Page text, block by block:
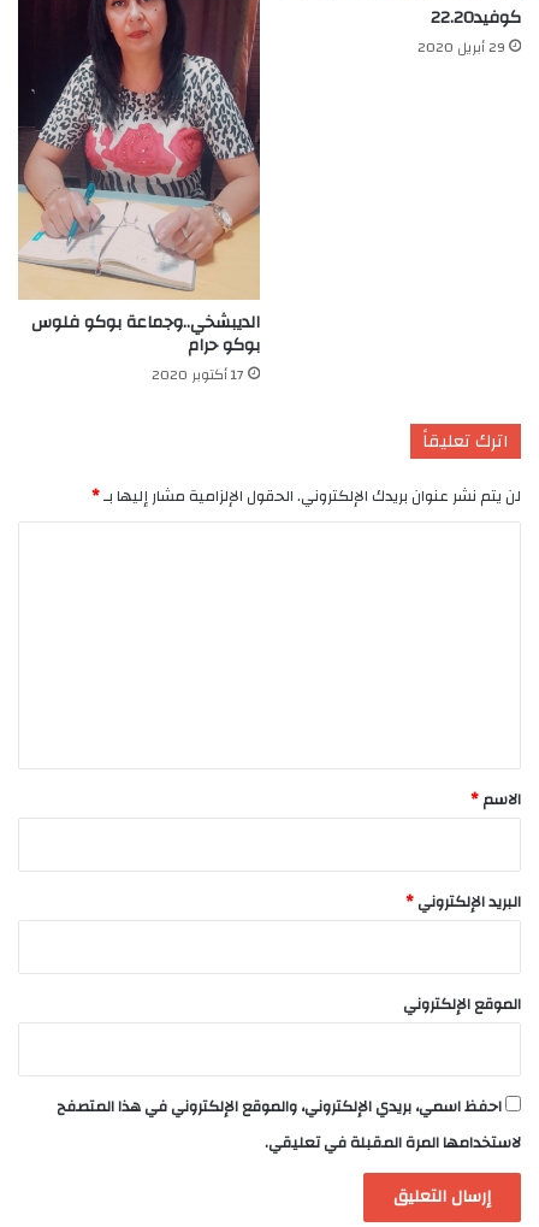
كوفيد22.20
29 أبريل 2020
الديبشخي..وجماعة بوكو فلوس
بوكو حرام
17 أكتوبر 2020
اترك تعليقاً
لن يتم نشر عنوان بريدك الإلكتروني.الحقول الإلزامية مشار إليها بـ*
*
الاسم*
البريد الإلكتروني*
الموقع الإلكتروني
احفظ اسمي، بريدي الإلكتروني، والموقع الإلكتروني في هذا المتصفح
لاستخدامها المرة المقبلة في تعليقي.